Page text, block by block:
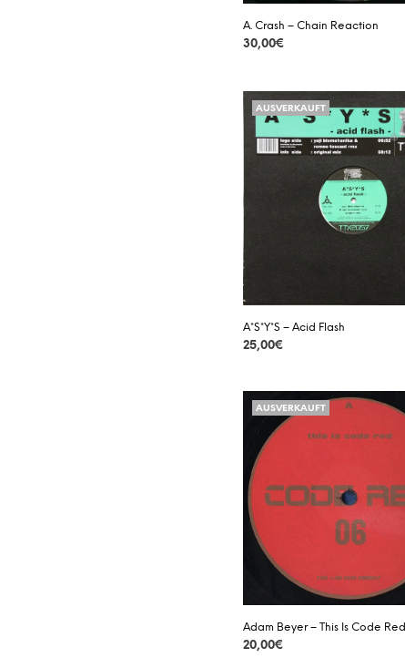
A. Crash – Chain Reaction
30,00€
AUSVERKAUFT
A*S*Y*S – Acid Flash
25,00€
AUSVERKAUFT
Adam Beyer – This Is Code Red
20,00€